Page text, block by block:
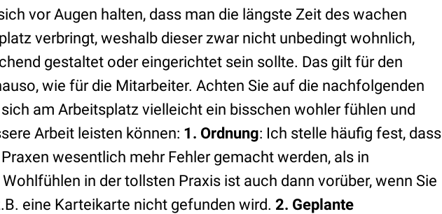
vor Augen halten, dass man die längste Zeit des wachen
verbringt, weshalb dieser zwar nicht unbedingt wohnlich,
gestaltet oder eingerichtet sein sollte. Das gilt für den
wie für die Mitarbeiter. Achten Sie auf die nachfolgenden
am Arbeitsplatz vielleicht ein bisschen wohler fühlen und
Arbeit leisten können: 1. Ordnung: Ich stelle häufig fest, dass
wesentlich mehr Fehler gemacht werden, als in
in der tollsten Praxis ist auch dann vorüber, wenn Sie
eine Karteikarte nicht gefunden wird. 2. Geplante